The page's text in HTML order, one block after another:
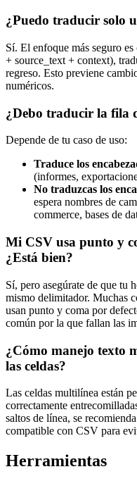
¿Puedo traducir solo
Sí. El enfoque más seguro
+ source_text + context),
regreso. Esto previene
numéricos.
¿Debo traducir la fila
Depende de tu caso de uso:
Traduce los
(informes,
No traduzcas los
espera nombres de
commerce, bases de
Mi CSV usa punto y
¿Está bien?
Sí, pero asegúrate de que tu
mismo delimitador. Muchas
usan punto y coma por
común por la que fallan las
¿Cómo manejo texto
las celdas?
Las celdas multilínea están
correctamente
saltos de línea, se
compatible con CSV para
Herramientas